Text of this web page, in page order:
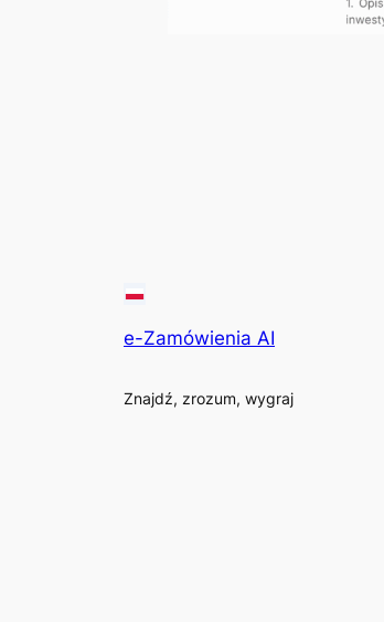
e-Zamówienia AI
Znajdź, zrozum, wygraj